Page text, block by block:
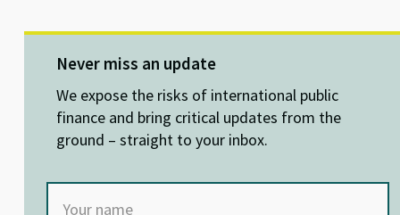
es
ky
ke
dI
n
b
o
o
k
at
sA
p
p
Never miss an update
We expose the risks of international public
finance and bring critical updates from the
ground – straight to your inbox.